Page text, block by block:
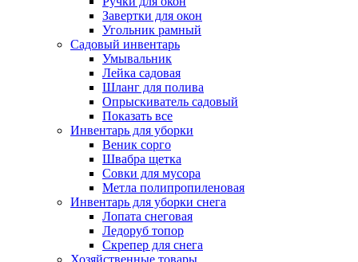
Завертки для окон
Угольник рамный
Садовый инвентарь
Умывальник
Лейка садовая
Шланг для полива
Опрыскиватель садовый
Показать все
Инвентарь для уборки
Веник сорго
Швабра щетка
Совки для мусора
Метла полипропиленовая
Инвентарь для уборки снега
Лопата снеговая
Ледоруб топор
Скрепер для снега
Хозяйственные товары